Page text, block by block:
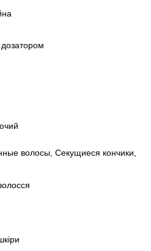
волосы, Секущиеся кончики,